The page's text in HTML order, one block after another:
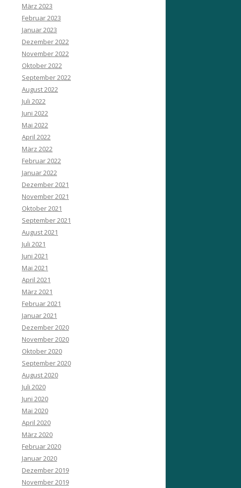
März 2023
Februar 2023
Januar 2023
Dezember 2022
November 2022
Oktober 2022
September 2022
August 2022
Juli 2022
Juni 2022
Mai 2022
April 2022
März 2022
Februar 2022
Januar 2022
Dezember 2021
November 2021
Oktober 2021
September 2021
August 2021
Juli 2021
Juni 2021
Mai 2021
April 2021
März 2021
Februar 2021
Januar 2021
Dezember 2020
November 2020
Oktober 2020
September 2020
August 2020
Juli 2020
Juni 2020
Mai 2020
April 2020
März 2020
Februar 2020
Januar 2020
Dezember 2019
November 2019